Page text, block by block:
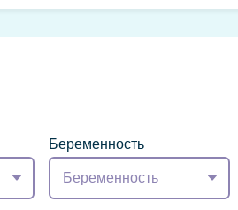
Беременность
Беременность